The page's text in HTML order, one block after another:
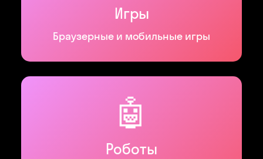
Игры
Браузерные и мобильные игры
🤖
Роботы